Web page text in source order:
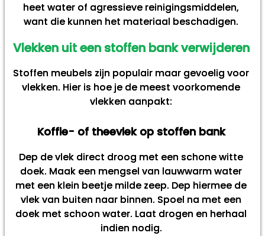
heet water of agressieve reinigingsmiddelen,
want die kunnen het materiaal beschadigen.
Vlekken uit een stoffen bank verwijderen
Stoffen meubels zijn populair maar gevoelig voor
vlekken. Hier is hoe je de meest voorkomende
vlekken aanpakt:
Koffie- of theevlek op stoffen bank
Dep de vlek direct droog met een schone witte
doek. Maak een mengsel van lauwwarm water
met een klein beetje milde zeep. Dep hiermee de
vlek van buiten naar binnen. Spoel na met een
doek met schoon water. Laat drogen en herhaal
indien nodig.